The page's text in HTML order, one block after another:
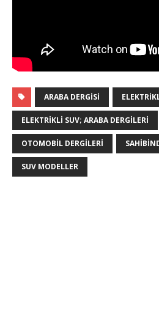
ARABA DERGISI
ELEKTRIKLI SUV; ARABA DERGILERI
OTOMOBIL DERGILERI
SUV MODELLER